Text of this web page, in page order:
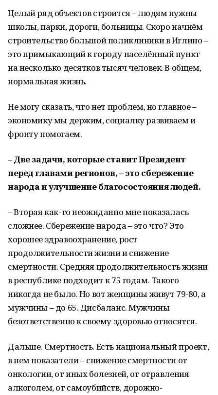
Целый ряд объектов строится – людям нужны
школы, парки, дороги, больницы. Скоро начнём
строительство большой поликлиники в Иглино –
это примыкающий к городу населённый пункт
на несколько десятков тысяч человек. В общем,
нормальная жизнь.
Не могу сказать, что нет проблем, но главное –
экономику мы держим, социалку развиваем и
фронту помогаем.
– Две задачи, которые ставит Президент
перед главами регионов, – это сбережение
народа и улучшение благосостояния людей.
– Вторая как-то неожиданно мне показалась
сложнее. Сбережение народа – это что? Это
хорошее здравоохранение, рост
продолжительности жизни и снижение
смертности. Средняя продолжительность жизни
в республике подходит к 75 годам. Такого
никогда не было. Но вот женщины живут 79-80, а
мужчины – до 65. Дисбаланс. Мужчины
безответственно к своему здоровью относятся.
Дальше. Смертность. Есть национальный проект,
в нем показатели – снижение смертности от
онкологии, от иных болезней, от отравления
алкоголем, от самоубийств, дорожно-